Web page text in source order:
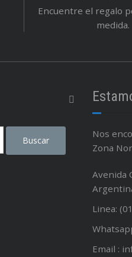
Encuentre el regalo
medida.
Nos
Zona
Avenida
Linea:
Email :